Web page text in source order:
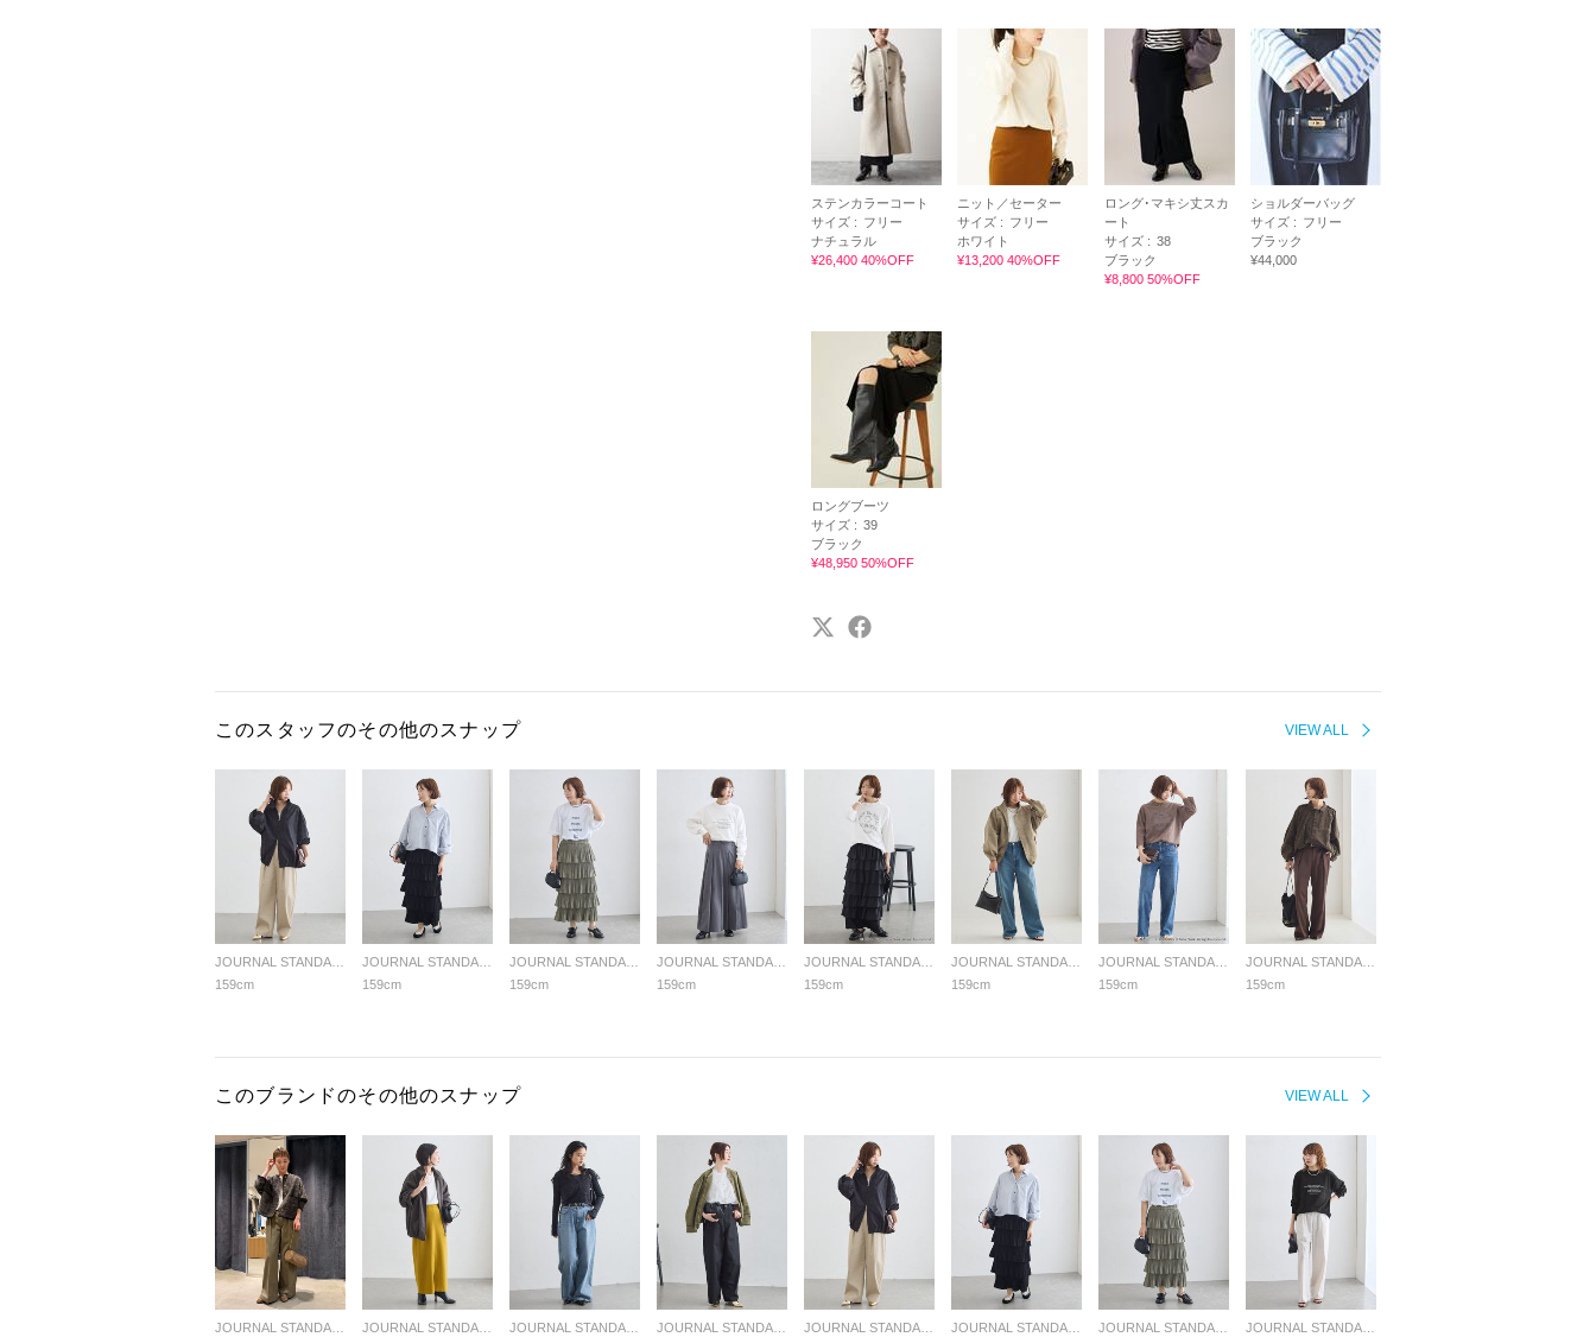
ステンカラーコート
サイズ : フリー
ナチュラル
¥26,400 40%OFF
ニット／セーター
サイズ : フリー
ホワイト
¥13,200 40%OFF
ロング･マキシ丈スカ
ート
サイズ : 38
ブラック
¥8,800 50%OFF
ショルダーバッグ
サイズ : フリー
ブラック
¥44,000
ロングブーツ
サイズ : 39
ブラック
¥48,950 50%OFF
VIEW ALL
このスタッフのその他のスナップ
159cm
159cm
159cm
159cm
159cm
159cm
159cm
159cm
VIEW ALL
このブランドのその他のスナップ